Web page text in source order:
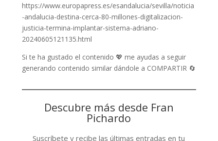
https://www.europapress.es/esandalucia/sevilla/noticia
-andalucia-destina-cerca-80-millones-digitalizacion-
justicia-termina-implantar-sistema-adriano-
20240605121135.html
Si te ha gustado el contenido 💖 me ayudas a seguir
generando contenido similar dándole a COMPARTIR 🔄
Descubre más desde Fran
Pichardo
Suscríbete y recibe las últimas entradas en tu